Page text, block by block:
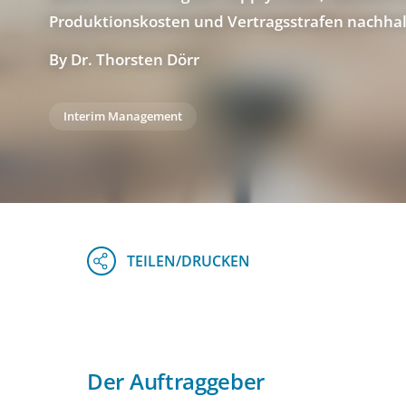
Produktionskosten und Vertragsstrafen
By Dr. Thorsten Dörr
Interim Management
Der Auftraggeber